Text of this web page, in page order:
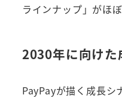
ラインナップ」がほぼ
2030年に向けた
PayPayが描く成長シ